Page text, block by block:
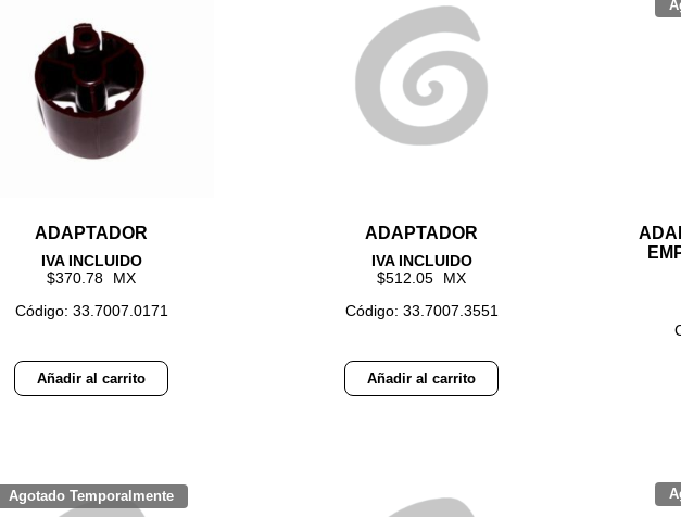
ADAPTADOR
370.78
Código: 33.7007.0171
Añadir al carrito
ADAPTADOR
512.05
Código: 33.7007.3551
Añadir al carrito